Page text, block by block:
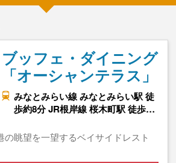
ブッフェ・ダイニング
「オーシャンテラス」
みなとみらい線 みなとみらい駅 徒
歩約8分 JR根岸線 桜木町駅 徒歩…
の眺望を一望するベイサイドレスト